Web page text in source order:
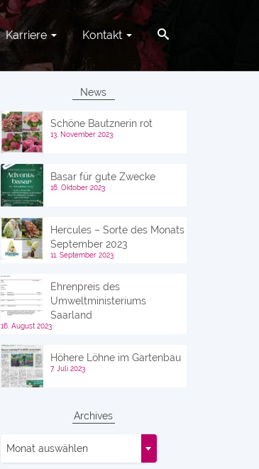
Karriere Kontakt
News
Schöne Bautznerin rot
13. November 2023
Basar für gute Zwecke
16. Oktober 2023
Hercules – Sorte des Monats
September 2023
11. September 2023
Ehrenpreis des
Umweltministeriums
Saarland
16. August 2023
Höhere Löhne im Gartenbau
7. Juli 2023
Archives
Monat auswählen